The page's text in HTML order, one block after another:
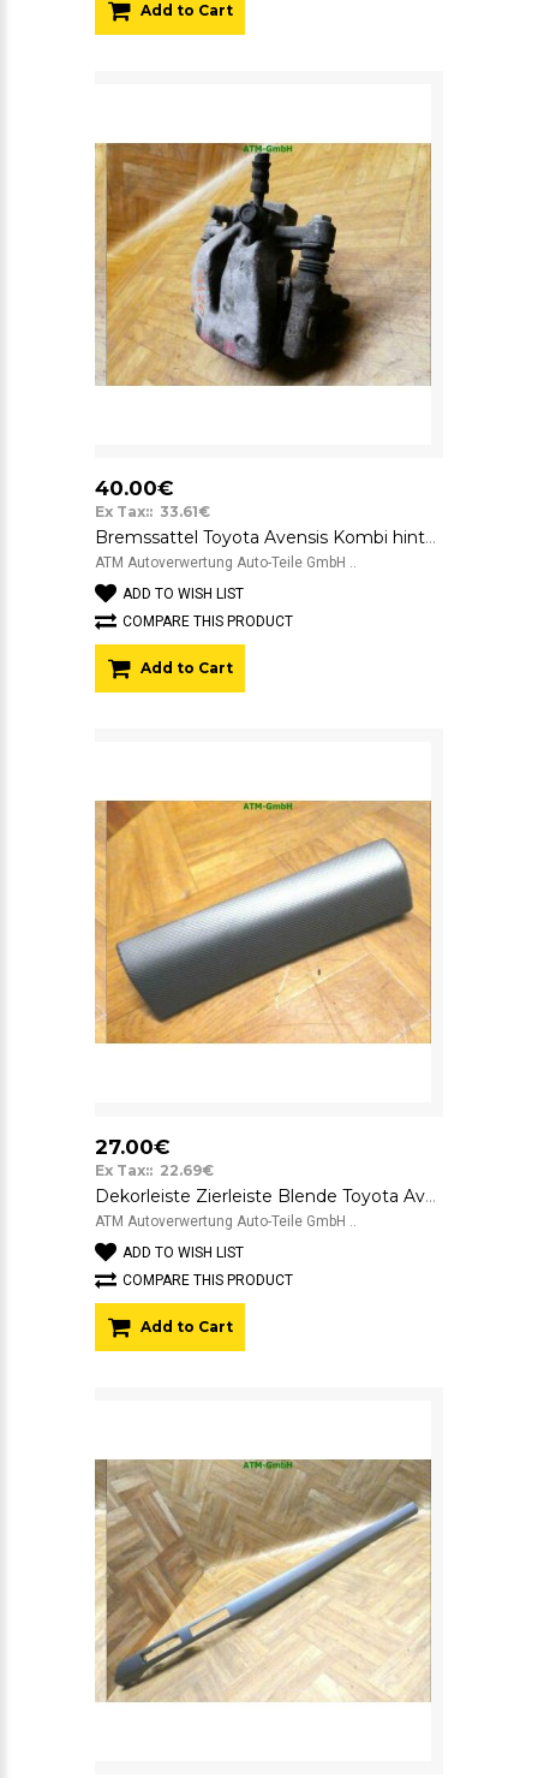
Add to Cart
40.00€
Ex Tax:: 33.61€
Bremssattel Toyota Avensis Kombi hinten rechts Beifahrerseite
ATM Autoverwertung Auto-Teile GmbH ..
ADD TO WISH LIST
COMPARE THIS PRODUCT
Add to Cart
27.00€
Ex Tax:: 22.69€
Dekorleiste Zierleiste Blende Toyota Avensis 55474-05010
ATM Autoverwertung Auto-Teile GmbH ..
ADD TO WISH LIST
COMPARE THIS PRODUCT
Add to Cart